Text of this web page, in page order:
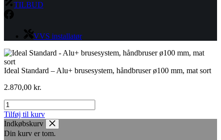
TILBUD
VVS installatør
Ideal Standard – Alu+ brusesystem, håndbruser ø100 mm, mat sort
2.870,00 kr.
Ideal
Standard
-
Alu+
Tilføj til kurv
Indkøbskurv
Din kurv er tom.